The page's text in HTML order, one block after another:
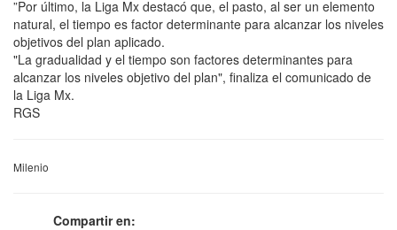
”Por último, la Liga Mx destacó que, el pasto, al ser un elemento
natural, el tiempo es factor determinante para alcanzar los niveles
objetivos del plan aplicado.
"La gradualidad y el tiempo son factores determinantes para
alcanzar los niveles objetivo del plan", finaliza el comunicado de
la Liga Mx.
RGS
Milenio
Compartir en: